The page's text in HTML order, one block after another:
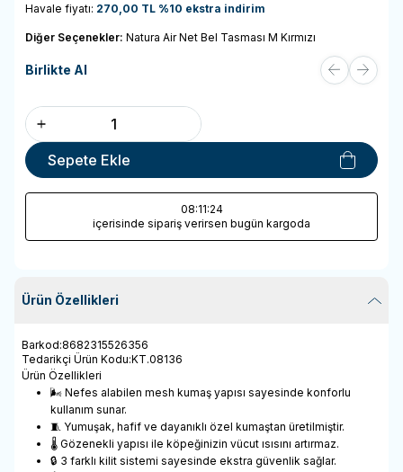
Havale fiyatı: 270,00 TL %10 ekstra indirim
Diğer Seçenekler: Natura Air Net Bel Tasması M Kırmızı
Birlikte Al
Sepete Ekle
08:11:24
içerisinde sipariş verirsen bugün kargoda
Ürün Özellikleri
Barkod:8682315526356
Tedarikçi Ürün Kodu:KT.08136
Ürün Özellikleri
🌬️ Nefes alabilen mesh kumaş yapısı sayesinde konforlu
kullanım sunar.
🧵 Yumuşak, hafif ve dayanıklı özel kumaştan üretilmiştir.
🌡️ Gözenekli yapısı ile köpeğinizin vücut ısısını artırmaz.
🔒 3 farklı kilit sistemi sayesinde ekstra güvenlik sağlar.